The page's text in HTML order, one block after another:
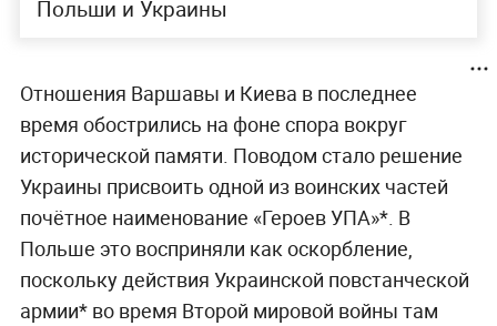
Польши и Украины
Отношения Варшавы и Киева в последнее
время обострились на фоне спора вокруг
исторической памяти. Поводом стало решение
Украины присвоить одной из воинских частей
почётное наименование «Героев УПА»*. В
Польше это восприняли как оскорбление,
поскольку действия Украинской повстанческой
армии* во время Второй мировой войны там